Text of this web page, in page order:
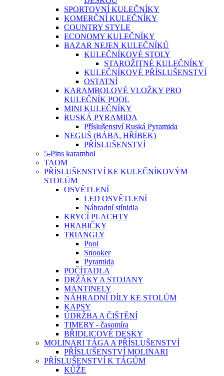
SPORTOVNÍ KULEČNÍKY
KOMERČNÍ KULEČNÍKY
COUNTRY STYLE
ECONOMY KULEČNÍKY
BAZAR NEJEN KULEČNÍKŮ
KULEČNÍKOVÉ STOLY
STAROŽITNÉ KULEČNÍKY
KULEČNÍKOVÉ PŘÍSLUŠENSTVÍ
OSTATNÍ
KARAMBOLOVÉ VLOŽKY PRO
KULEČNÍK POOL
MINI KULEČNÍKY
RUSKÁ PYRAMIDA
Příslušenství Ruská Pyramida
NEGUŠ (BÁBA, HŘÍBEK)
PŘÍSLUŠENSTVÍ
5-Pins karambol
TAOM
PŘÍSLUŠENSTVÍ KE KULEČNÍKOVÝM
STOLŮM
OSVĚTLENÍ
LED OSVĚTLENÍ
Náhradní stínidla
KRYCÍ PLACHTY
HRABIČKY
TRIANGLY
Pool
Snooker
Pyramida
POČÍTADLA
DRŽÁKY A STOJANY
MANTINELY
NÁHRADNÍ DÍLY KE STOLŮM
KAPSY
ÚDRŽBA A ČIŠTĚNÍ
TIMERY - časomíra
BŘIDLICOVÉ DESKY
MOLINARI TÁGA A PŘÍSLUŠENSTVÍ
PŘÍSLUŠENSTVÍ MOLINARI
PŘÍSLUŠENSTVÍ K TÁGŮM
KŮŽE